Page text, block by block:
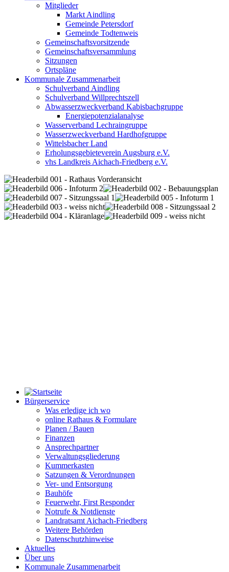
Mitglieder
Markt Aindling
Gemeinde Petersdorf
Gemeinde Todtenweis
Gemeinschaftsvorsitzende
Gemeinschaftsversammlung
Sitzungen
Ortspläne
Kommunale Zusammenarbeit
Schulverband Aindling
Schulverband Willprechtszell
Abwasserzweckverband Kabisbachgruppe
Energiepotenzialanalyse
Wasserverband Lechraingruppe
Wasserzweckverband Hardhofgruppe
Wittelsbacher Land
Erholungsgebieteverein Augsburg e.V.
vhs Landkreis Aichach-Friedberg e.V.
Bürgerservice
Was erledige ich wo
online Rathaus & Formulare
Planen / Bauen
Finanzen
Ansprechpartner
Verwaltungsgliederung
Kummerkasten
Satzungen & Verordnungen
Ver- und Entsorgung
Bauhöfe
Feuerwehr, First Responder
Notrufe & Notdienste
Landratsamt Aichach-Friedberg
Weitere Behörden
Datenschutzhinweise
Aktuelles
Über uns
Kommunale Zusammenarbeit